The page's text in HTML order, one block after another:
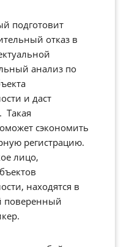
подготовит
отказ в
анализ по
и даст
Такая
сэкономить
регистрацию.
лицо,
находятся в
поверенный